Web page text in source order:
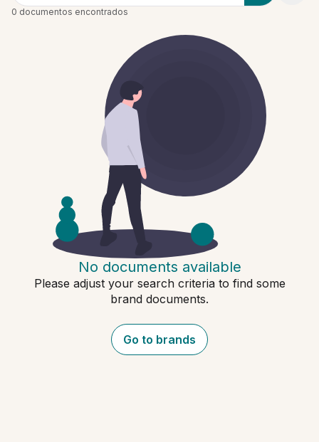
0 documentos encontrados
No documents available
Please adjust your search criteria to find some
brand documents.
Go to brands